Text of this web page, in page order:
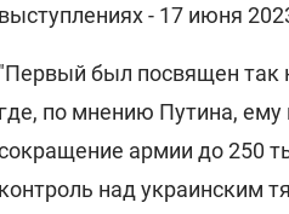
выступлениях - 17 июня
"Первый был посвящен так
где, по мнению Путина, ему
армии до 250
контроль над украинским